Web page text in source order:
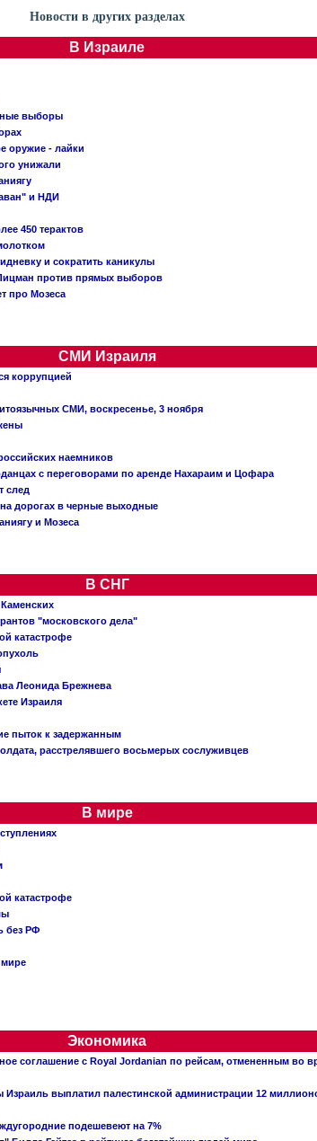
Новости в других разделах
В Израиле
выборы
оружие - лайки
унижали
и НДИ
450 терактов
и сократить каникулы
против прямых выборов
про Мозеса
СМИ Израиля
коррупцией
СМИ, воскресенье, 3 ноября
наемников
с переговорами по аренде Нахараим и Цофара
след
дорогах в черные выходные
и Мозеса
В СНГ
"московского дела"
катастрофе
Леонида Брежнева
Израиля
пыток к задержанным
расстрелявшего восьмерых сослуживцев
В мире
катастрофе
без РФ
Экономика
соглашение с Royal Jordanian по рейсам, отмененным во
Израиль выплатил палестинской администрации 12
подешевеют на 7%